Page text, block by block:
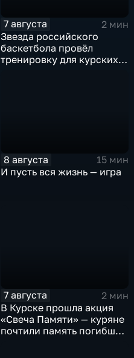
7 августа
2 мин
Звезда российского
баскетбола провёл
тренировку для курских
8 августа
15 мин
И пусть вся жизнь — игра
7 августа
2 мин
В Курске прошла акция
«Свеча Памяти» — куряне
почтили память погибших